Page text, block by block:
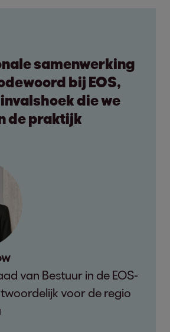
samenwerking
bij EOS,
die we
de praktijk
van Bestuur in de EOS-
voor de regio